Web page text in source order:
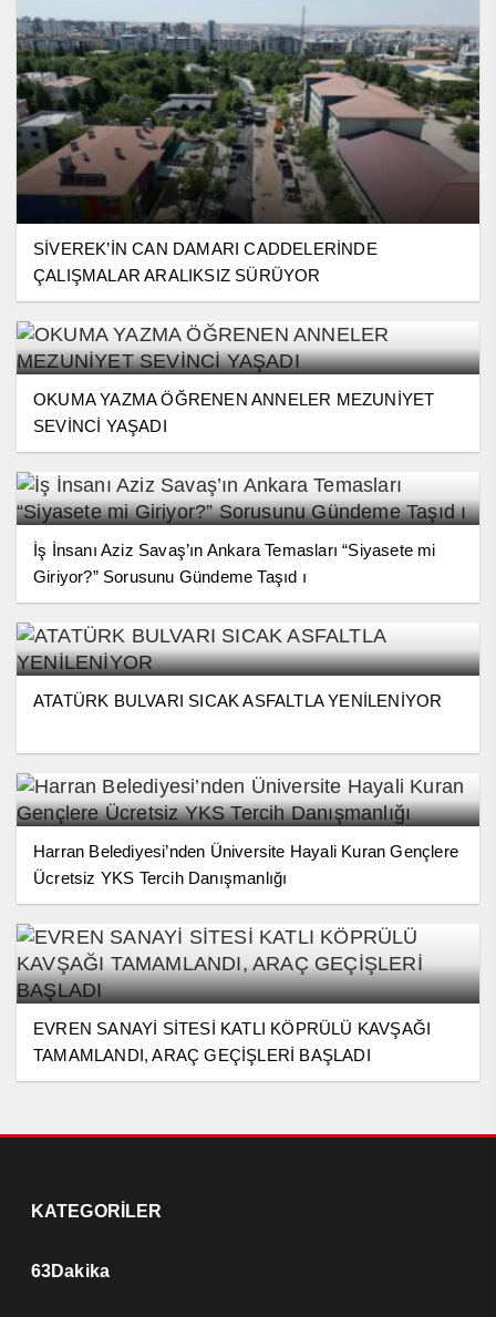
SİVEREK’İN CAN DAMARI CADDELERİNDE
ÇALIŞMALAR ARALIKSIZ SÜRÜYOR
OKUMA YAZMA ÖĞRENEN ANNELER MEZUNİYET
SEVİNCİ YAŞADI
İş İnsanı Aziz Savaş’ın Ankara Temasları “Siyasete mi
Giriyor?” Sorusunu Gündeme Taşıd ı
ATATÜRK BULVARI SICAK ASFALTLA YENİLENİYOR
Harran Belediyesi’nden Üniversite Hayali Kuran Gençlere
Ücretsiz YKS Tercih Danışmanlığı
EVREN SANAYİ SİTESİ KATLI KÖPRÜLÜ KAVŞAĞI
TAMAMLANDI, ARAÇ GEÇİŞLERİ BAŞLADI
KATEGORİLER
63Dakika